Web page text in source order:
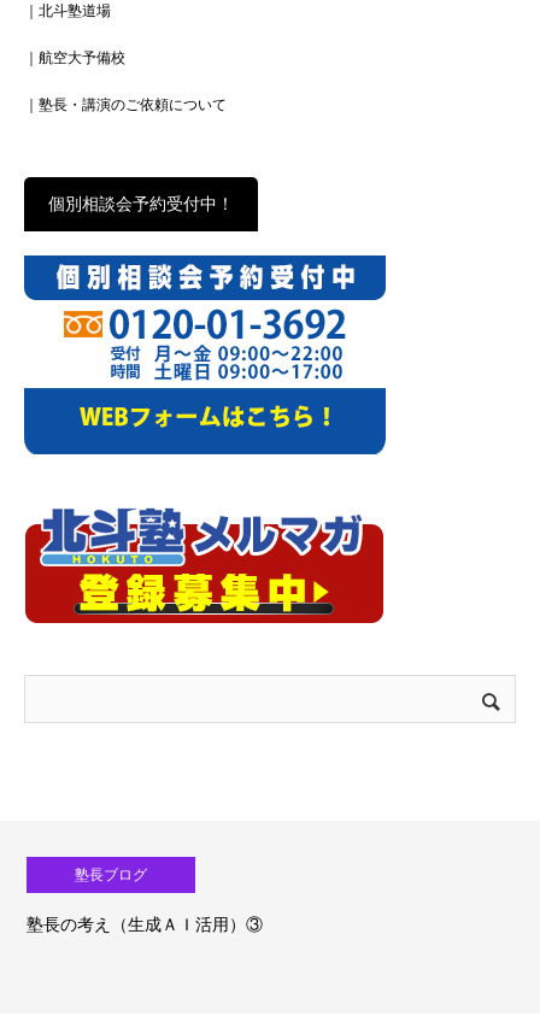
｜北斗塾道場
｜航空大予備校
｜塾長・講演のご依頼について
個別相談会予約受付中！
塾長ブログ
塾長の考え（生成ＡＩ活用）③